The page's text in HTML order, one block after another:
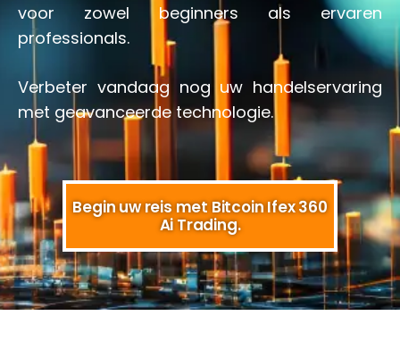
voor zowel beginners als ervaren
professionals.
Verbeter vandaag nog uw handelservaring
met geavanceerde technologie.
Begin uw reis met Bitcoin Ifex 360
Ai Trading.